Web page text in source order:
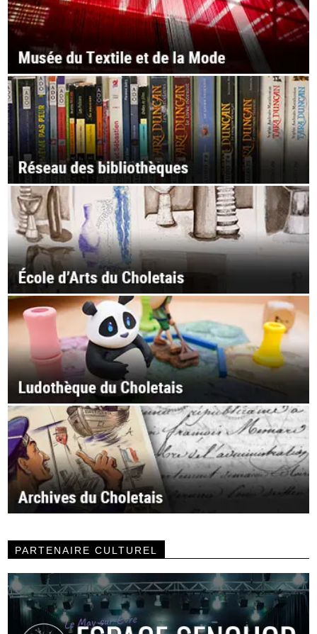
PARTENAIRE CULTUREL